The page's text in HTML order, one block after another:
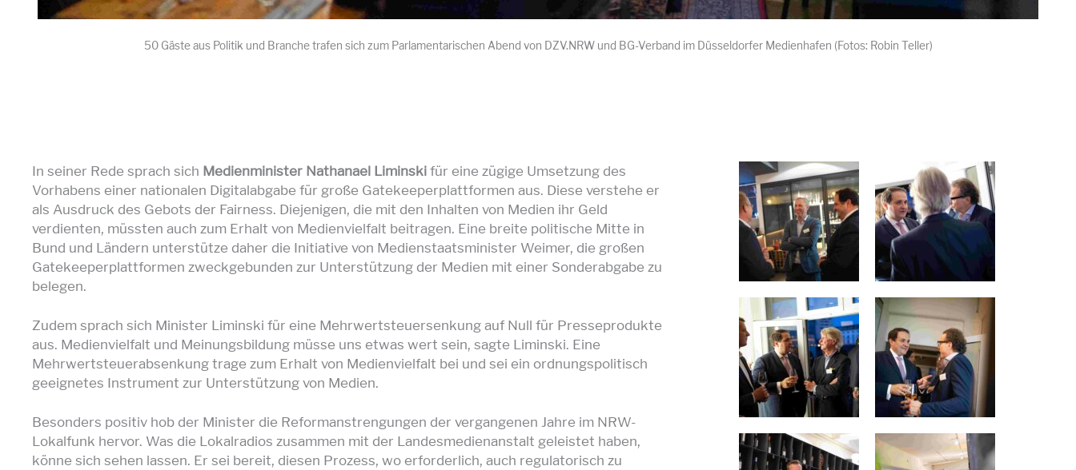
50 Gäste aus Politik und Branche trafen sich zum Parlamentarischen Abend von DZV.NRW und BG-Verband im Düsseldorfer Medienhafen (Fotos: Robin Teller)
In seiner Rede sprach sich Medienminister Nathanael Liminski für eine zügige Umsetzung des
Vorhabens einer nationalen Digitalabgabe für große Gatekeeperplattformen aus. Diese verstehe er
als Ausdruck des Gebots der Fairness. Diejenigen, die mit den Inhalten von Medien ihr Geld
verdienten, müssten auch zum Erhalt von Medienvielfalt beitragen. Eine breite politische Mitte in
Bund und Ländern unterstütze daher die Initiative von Medienstaatsminister Weimer, die großen
Gatekeeperplattformen zweckgebunden zur Unterstützung der Medien mit einer Sonderabgabe zu
belegen.
Zudem sprach sich Minister Liminski für eine Mehrwertsteuersenkung auf Null für Presseprodukte
aus. Medienvielfalt und Meinungsbildung müsse uns etwas wert sein, sagte Liminski. Eine
Mehrwertsteuerabsenkung trage zum Erhalt von Medienvielfalt bei und sei ein ordnungspolitisch
geeignetes Instrument zur Unterstützung von Medien.
Besonders positiv hob der Minister die Reformanstrengungen der vergangenen Jahre im NRW-
Lokalfunk hervor. Was die Lokalradios zusammen mit der Landesmedienanstalt geleistet haben,
könne sich sehen lassen. Er sei bereit, diesen Prozess, wo erforderlich, auch regulatorisch zu